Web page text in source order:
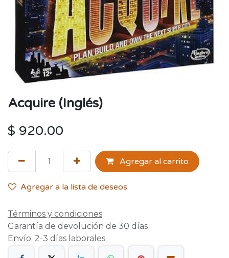
Acquire (Inglés)
$ 920.00
Agregar al carrito
Agregar a la lista de deseos
Términos y condiciones
Garantía de devolución de 30 días
Envío: 2-3 días laborales